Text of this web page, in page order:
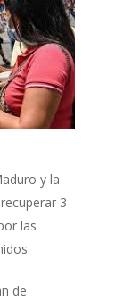
y la
3
las
de